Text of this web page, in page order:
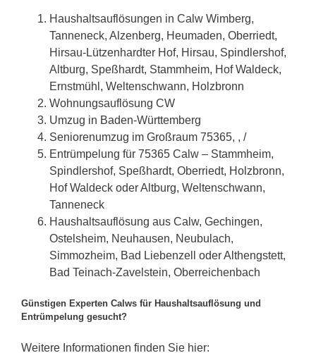
Haushaltsauflösungen in Calw Wimberg,
Tanneneck, Alzenberg, Heumaden, Oberriedt,
Hirsau-Lützenhardter Hof, Hirsau, Spindlershof,
Altburg, Speßhardt, Stammheim, Hof Waldeck,
Ernstmühl, Weltenschwann, Holzbronn
Wohnungsauflösung CW
Umzug in Baden-Württemberg
Seniorenumzug im Großraum 75365, , /
Entrümpelung für 75365 Calw – Stammheim,
Spindlershof, Speßhardt, Oberriedt, Holzbronn,
Hof Waldeck oder Altburg, Weltenschwann,
Tanneneck
Haushaltsauflösung aus Calw, Gechingen,
Ostelsheim, Neuhausen, Neubulach,
Simmozheim, Bad Liebenzell oder Althengstett,
Bad Teinach-Zavelstein, Oberreichenbach
Günstigen Experten Calws für Haushaltsauflösung und
Entrümpelung gesucht?
Weitere Informationen finden Sie hier: